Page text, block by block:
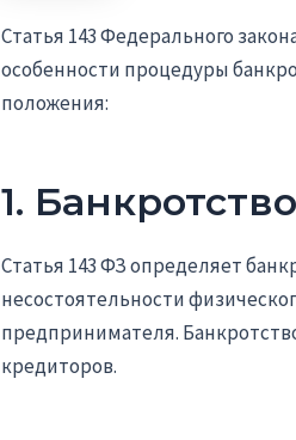
Статья 143 Федерального
особенности процедуры
положения:
1. Банкротство
Статья 143 ФЗ определяет
несостоятельности
предпринимателя.
кредиторов.